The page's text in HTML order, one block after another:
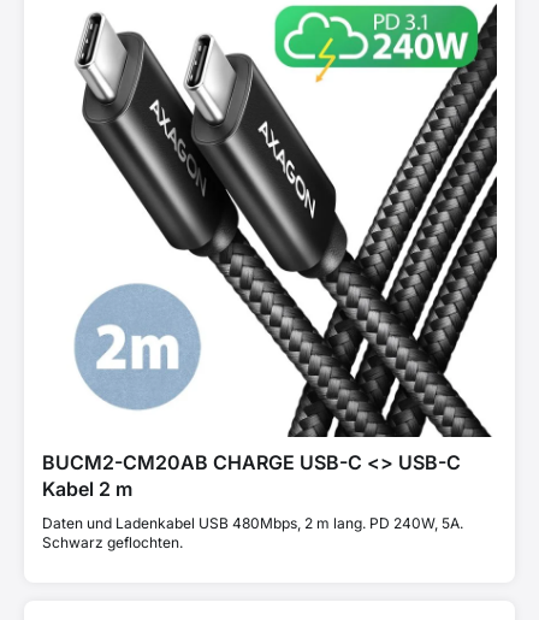
BUCM2-CM20AB CHARGE USB-C <> USB-C
Kabel 2 m
Daten und Ladenkabel USB 480Mbps, 2 m lang. PD 240W, 5A.
Schwarz geflochten.